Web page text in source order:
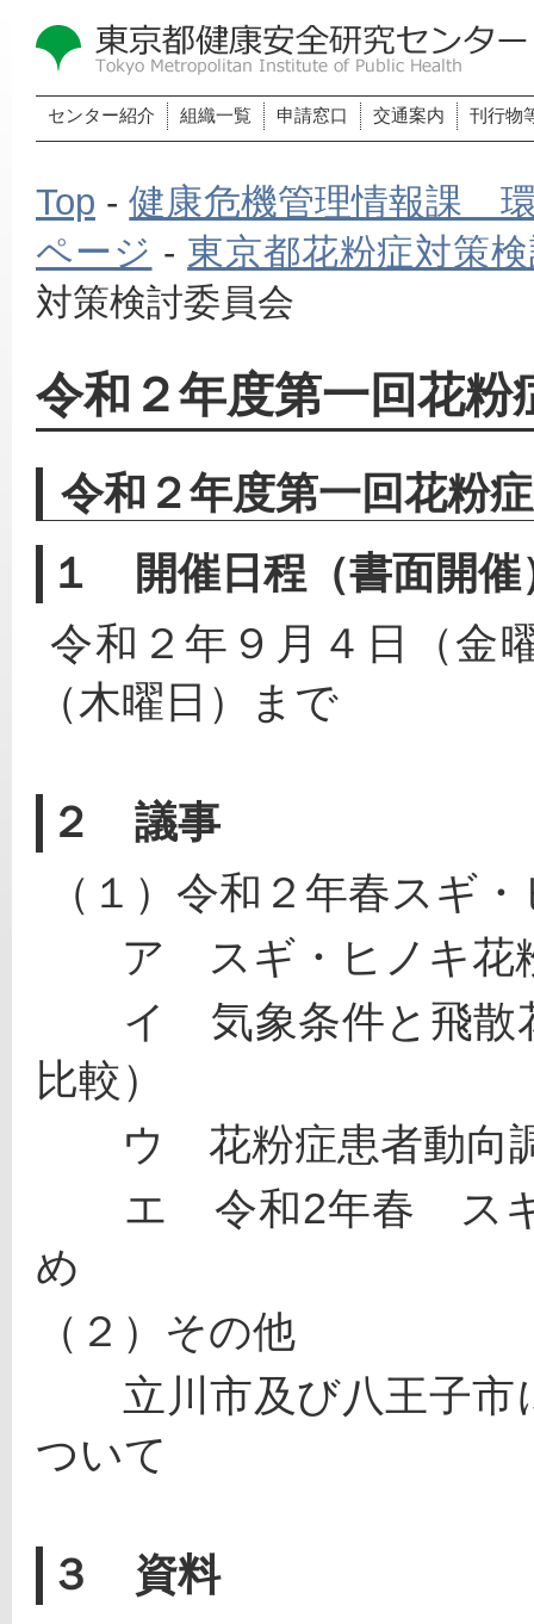
センター紹介 組織一覧 申請窓口 交通案内 刊行物
Top -健康危機管理情報課
ページ - 東京都花粉症対策
対策検討委員会
令和２年度第一回花粉
令和２年度第一回花粉
１ 開催日程（書面開催
令和２年９月４日（金
（木曜日）まで
２ 議事
（１）令和２年春スギ
ア　スギ・ヒノキ花
イ　気象条件と飛散
比較）
ウ　花粉症患者動向
エ　令和2年春　ス
め
（２）その他
立川市及び八王子市
ついて
３ 資料